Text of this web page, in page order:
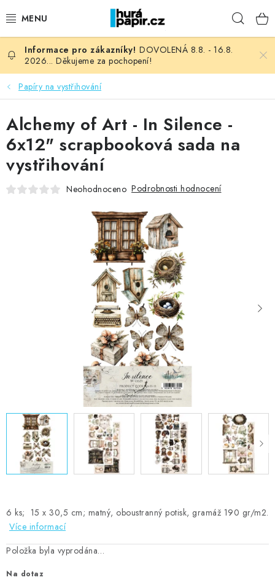
na
NOVINKY
HURÁ DÍLNA
VŠECHNO ZBOŽÍ
KNIHAŘSKÝ MATERIÁL
Moje objednávka
Oblíbené ♥️
Obchodní podmínky
Podmínky ochrany osobních údajů
Ověřování recenzí
DOVOLENÁ 8.8. - 16.8.
2026... Děkujeme za pochopení!
Papíry na vystřihování
6 ks; 15 x 30,5 cm; matný, oboustranný potisk, gramáž 190 gr/m2.
Více informací
Položka byla vyprodána…
Na dotaz
Alchemy of Art - In Silence -
6x12" scrapbooková sada na
vystřihování
Neohodnoceno Podrobnosti hodnocení